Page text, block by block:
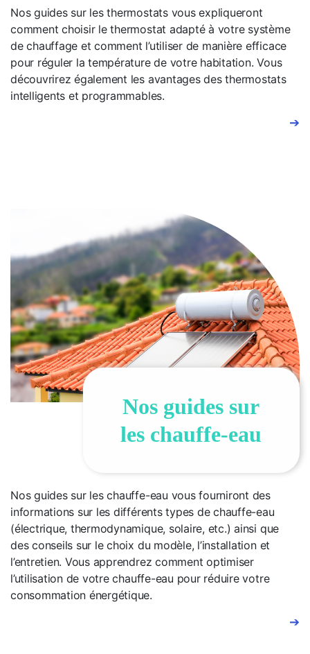
Nos guides sur les thermostats vous expliqueront
comment choisir le thermostat adapté à votre système
de chauffage et comment l’utiliser de manière efficace
pour réguler la température de votre habitation. Vous
découvrirez également les avantages des thermostats
intelligents et programmables.
➔
Nos guides sur
les chauffe-eau
Nos guides sur les chauffe-eau vous fourniront des
informations sur les différents types de chauffe-eau
(électrique, thermodynamique, solaire, etc.) ainsi que
des conseils sur le choix du modèle, l’installation et
l’entretien. Vous apprendrez comment optimiser
l’utilisation de votre chauffe-eau pour réduire votre
consommation énergétique.
➔